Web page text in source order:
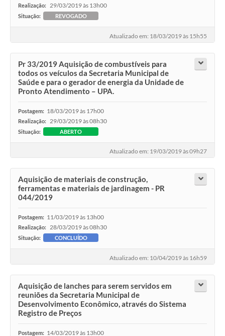
Realização: 29/03/2019 às 13h00
Situação: REVOGADO
Atualizado em: 18/03/2019 às 15h55
Pr 33/2019 Aquisição de combustíveis para
todos os veículos da Secretaria Municipal de
Saúde e para o gerador de energia da Unidade de
Pronto Atendimento – UPA.
Postagem: 18/03/2019 às 17h00
Realização: 29/03/2019 às 08h30
Situação: ABERTO
Atualizado em: 19/03/2019 às 09h27
Aquisição de materiais de construção,
ferramentas e materiais de jardinagem - PR
044/2019
Postagem: 11/03/2019 às 13h00
Realização: 28/03/2019 às 08h30
Situação: CONCLUÍDO
Atualizado em: 10/04/2019 às 16h59
Aquisição de lanches para serem servidos em
reuniões da Secretaria Municipal de
Desenvolvimento Econômico, através do Sistema
Registro de Preços
Postagem: 14/03/2019 às 13h00